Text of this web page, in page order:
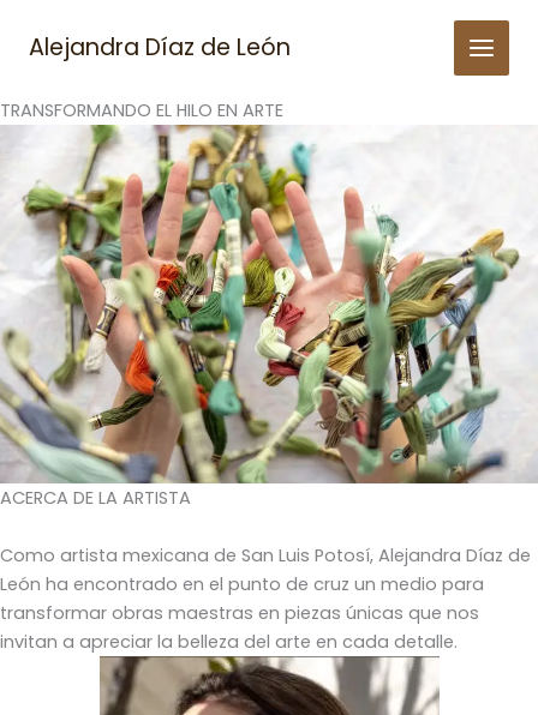
Alejandra Díaz de León
TRANSFORMANDO EL HILO EN ARTE
ACERCA DE LA ARTISTA
Como artista mexicana de San Luis Potosí, Alejandra Díaz de
León ha encontrado en el punto de cruz un medio para
transformar obras maestras en piezas únicas que nos
invitan a apreciar la belleza del arte en cada detalle.